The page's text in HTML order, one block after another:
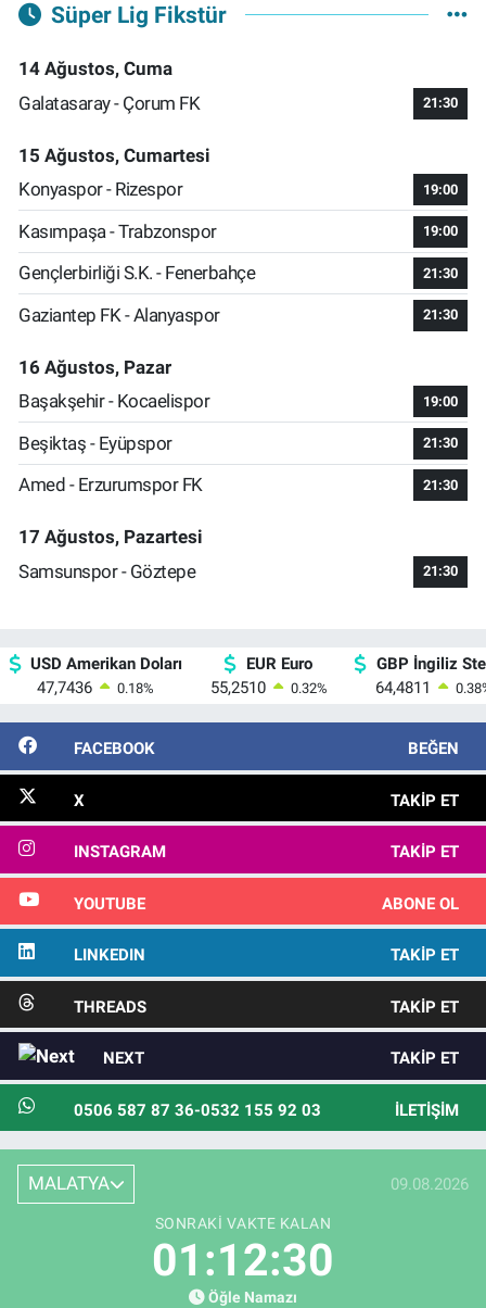
Süper Lig Fikstür
14 Ağustos, Cuma
Galatasaray - Çorum FK
21:30
15 Ağustos, Cumartesi
Konyaspor - Rizespor
19:00
Kasımpaşa - Trabzonspor 19:00
Gençlerbirliği S.K. - Fenerbahçe 21:30
Gaziantep FK - Alanyaspor 21:30
16 Ağustos, Pazar
Başakşehir - Kocaelispor
19:00
Beşiktaş - Eyüpspor 21:30
Amed - Erzurumspor FK 21:30
17 Ağustos, Pazartesi
Samsunspor - Göztepe
21:30
USD Amerikan Doları
47,7436
0.18%
EUR Euro
55,2510
0.32%
GBP İngiliz
64,4811
0.38
FACEBOOK BEĞEN
X TAKIP ET
INSTAGRAM TAKIP ET
YOUTUBE ABONE OL
LINKEDIN TAKIP ET
THREADS TAKIP ET
NEXT TAKIP ET
0506 587 87 36-0532 155 92 03 İLETIŞIM
MALATYA 09.08.2026
SONRAKI VAKTE KALAN
01:12:28
Öğle Namazı